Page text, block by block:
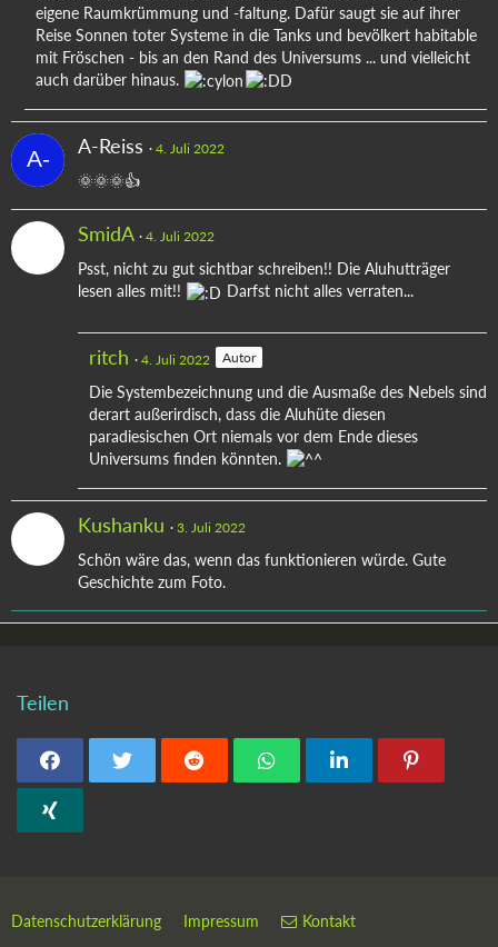
eigene Raumkrümmung und -faltung. Dafür saugt sie auf ihrer
Reise Sonnen toter Systeme in die Tanks und bevölkert habitable
mit Fröschen - bis an den Rand des Universums ... und vielleicht
auch darüber hinaus.
A-Reiss 4. Juli 2022
🌞🌞🌞👍
SmidA 4. Juli 2022
Psst, nicht zu gut sichtbar schreiben!! Die Aluhutträger
lesen alles mit!!
Darfst nicht alles verraten...
ritch 4. Juli 2022 Autor
Die Systembezeichnung und die Ausmaße des Nebels sind
derart außerirdisch, dass die Aluhüte diesen
paradiesischen Ort niemals vor dem Ende dieses
Universums finden könnten.
Kushanku 3. Juli 2022
Schön wäre das, wenn das funktionieren würde. Gute
Geschichte zum Foto.
Teilen
Datenschutzerklärung Impressum Kontakt